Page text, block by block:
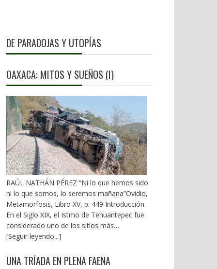
DE PARADOJAS Y UTOPÍAS
OAXACA: MITOS Y SUEÑOS (I)
RAÚL NATHÁN PÉREZ “Ni lo que hemos sido
ni lo que somos, lo seremos mañana”Ovidio,
Metamorfosis, Libro XV, p. 449 Introducción:
En el Siglo XIX, el Istmo de Tehuantepec fue
considerado uno de los sitios más
estratégicos a nivel mundial. En la mira de los
emanados del PRI iniciaron una serie de
[Seguir leyendo...]
UNA TRÍADA EN PLENA FAENA